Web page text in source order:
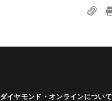
ダイヤモンド・オンラインについて